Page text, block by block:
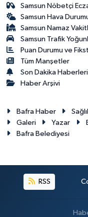
Samsun Nöbetçi
Samsun Hava
Samsun Namaz
Samsun Trafik
Puan Durumu ve
Tüm Manşetler
Son Dakika Haberleri
Haber Arşivi
Bafra Haber
Galeri
Yazar
Bafra Belediyesi
RSS